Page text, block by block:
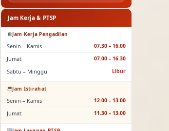
Jam Kerja & PTSP
Jam Kerja Pengadilan
Senin – Kamis 07.30 – 16.00
Jumat 07.00 – 16.30
Sabtu – Minggu Libur
Jam Istirahat
Senin – Kamis 12.00 – 13.00
Jumat 11.30 – 13.00